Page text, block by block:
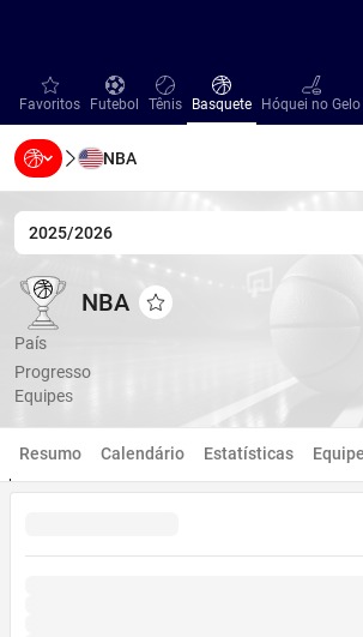
favorites
Favoritos Futebol
Futebol Tênis
Tênis Basquete
Basquete Hóquei
Hóquei no Gelo
Beisebol
Beisebol
NBA
2025/2026
NBA
NBA
NBA
Adicionar aos favoritos
País
Progresso
Equipes
Resumo Calendário Estatísticas